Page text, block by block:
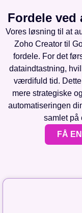
Fordele ved
Vores løsning til at
Zoho Creator til
fordele. For det
dataindtastning,
værdifuld tid.
mere strategiske
automatiseringen
samlet på
FÅ